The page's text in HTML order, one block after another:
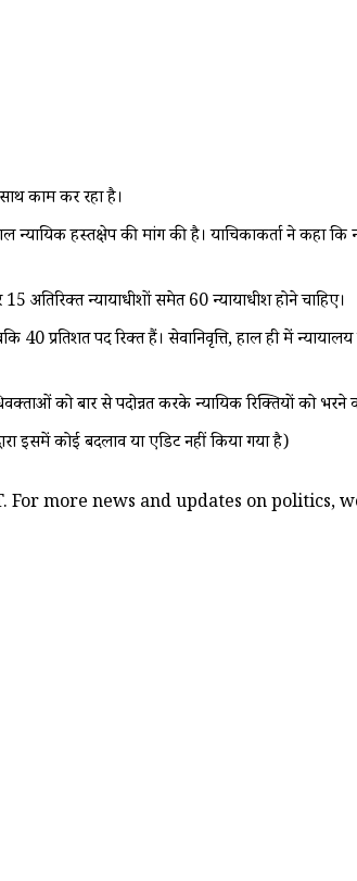
काम कर रहा है।
हस्तक्षेप की मांग की है। याचिकाकर्ता ने कहा
न्यायाधीशों समेत 60 न्यायाधीश होने चाहिए।
प्रतिशत पद रिक्त हैं। सेवानिवृत्ति, हाल ही में
को बार से पदोन्नत करके न्यायिक रिक्तियों को
इसमें कोई बदलाव या एडिट नहीं किया गया है)
For more news and updates on